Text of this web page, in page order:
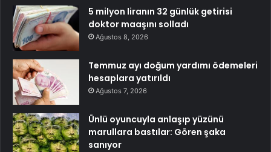
5 milyon liranın 32 günlük getirisi
doktor maaşını solladı
Ağustos 8, 2026
Temmuz ayı doğum yardımı ödemeleri
hesaplara yatırıldı
Ağustos 7, 2026
Ünlü oyuncuyla anlaşıp yüzünü
marullara bastılar: Gören şaka
sanıyor